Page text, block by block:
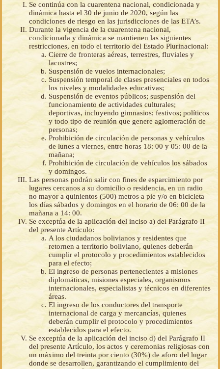
Se continúa con la cuarentena nacional, condicionada y
dinámica hasta el 30 de junio de 2020, según las
condiciones de riesgo en las jurisdicciones de las ETA’s.
Durante la vigencia de la cuarentena nacional,
condicionada y dinámica se mantienen las siguientes
restricciones, en todo el territorio del Estado Plurinacional:
Cierre de fronteras aéreas, terrestres, fluviales y
lacustres;
Suspensión de vuelos internacionales;
Suspensión temporal de clases presenciales en todos
los niveles y modalidades educativas;
Suspensión de eventos públicos; suspensión del
funcionamiento de actividades culturales;
deportivas, incluyendo gimnasios; festivos; políticos
y todo tipo de reunión que genere aglomeración de
personas;
Prohibición de circulación de personas y vehículos
de lunes a viernes, entre horas 18: 00 y 05: 00 de la
mañana;
Prohibición de circulación de vehículos los sábados
y domingos.
Las personas podrán salir con fines de esparcimiento por
lugares cercanos a su domicilio o residencia, en un radio
no mayor a quinientos (500) metros a pie y/o en bicicleta
los días sábados y domingos en el horario de 06: 00 de la
mañana a 14: 00.
Se exceptúa de la aplicación del inciso a) del Parágrafo II
del presente Artículo:
A los ciudadanos bolivianos y residentes que
retornen a territorio boliviano, quienes deberán
cumplir el protocolo y procedimientos establecidos
para el efecto;
El ingreso de personas pertenecientes a misiones
diplomáticas, misiones especiales, organismos
internacionales, especialistas y técnicos en diferentes
áreas.
El ingreso de los conductores del transporte
internacional de carga y mercancías, quienes
deberán cumplir el protocolo y procedimientos
establecidos para el efecto.
Se exceptúa de la aplicación del inciso d) del Parágrafo II
del presente Artículo, los actos y ceremonias religiosas con
un máximo del treinta por ciento (30%) de aforo del lugar
donde se desarrollen, garantizando el cumplimiento del